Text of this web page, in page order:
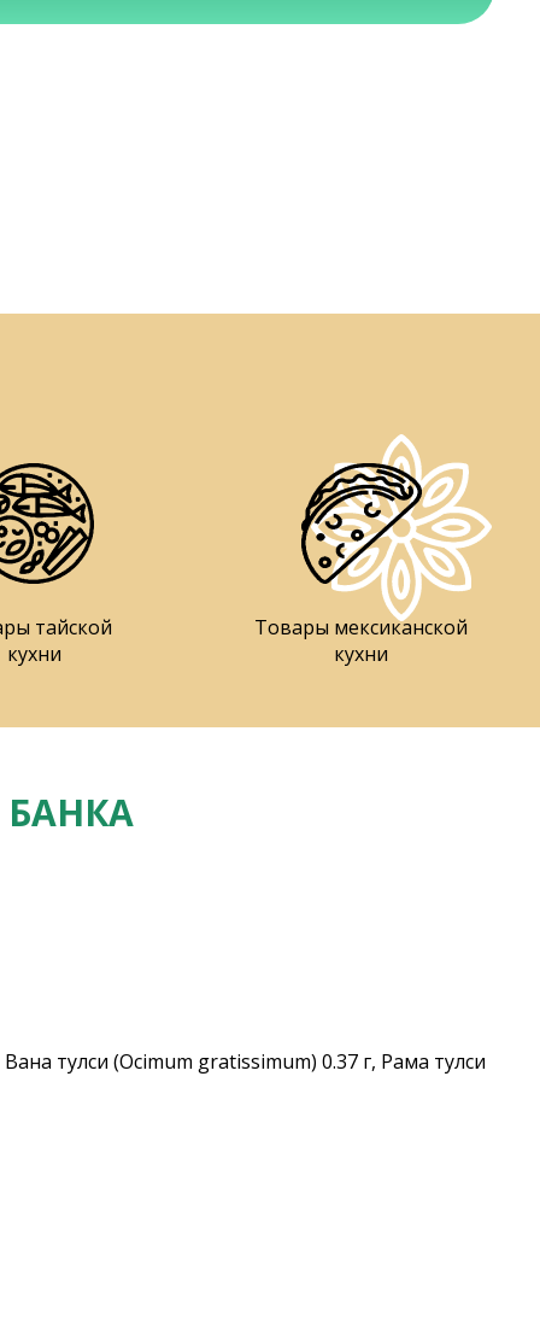
тайской
кухни
Товары мексиканской
кухни
БАНКА
тулси (Ocimum gratissimum) 0.37 г, Рама тулси